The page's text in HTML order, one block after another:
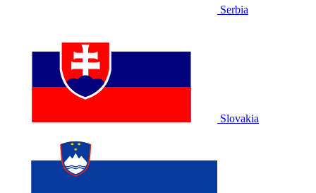
Serbia
Slovakia